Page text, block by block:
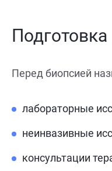
Перед биопсией
лабораторные
неинвазивные
консультации